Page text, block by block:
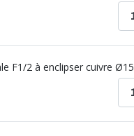
F1/2 à enclipser cuivre Ø15